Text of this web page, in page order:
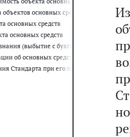
основных средств
основных средств
основных средств
(выбытие с бухгалтерского учета)
об основных средствах (результатах
Стандарта при его первом применении